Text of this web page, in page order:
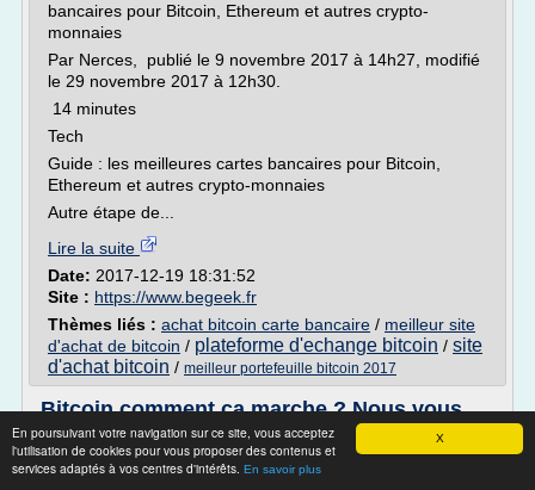
X
En poursuivant votre navigation sur ce site, vous acceptez
l'utilisation de cookies pour vous proposer des contenus et
services adaptés à vos centres d'intérêts. En savoir plus
bancaires pour Bitcoin, Ethereum et autres crypto-
monnaies
Par Nerces, publié le 9 novembre 2017 à 14h27, modifié
le 29 novembre 2017 à 12h30.
14 minutes
Tech
Guide : les meilleures cartes bancaires pour Bitcoin,
Ethereum et autres crypto-monnaies
Autre étape de...
Lire la suite
Date: 2017-12-19 18:31:52
Site : https://www.begeek.fr
Thèmes liés : achat bitcoin carte bancaire / meilleur site
d'achat de bitcoin / plateforme d'echange bitcoin / site
d'achat bitcoin / meilleur portefeuille bitcoin 2017
Bitcoin comment ça marche ? Nous vous
répondons
0